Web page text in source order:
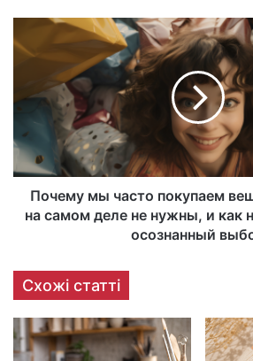
Почему мы часто покупаем
на самом деле не нужны, и как
осознанный
Схожі статті